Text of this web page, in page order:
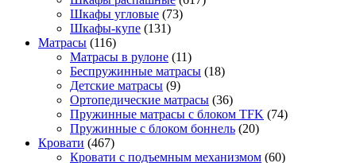
Шкафы угловые (73)
Шкафы-купе (131)
Матрасы (116)
Матрасы в рулоне (11)
Беспружинные матрасы (18)
Детские матрасы (9)
Ортопедические матрасы (36)
Пружинные матрасы с блоком TFK (74)
Пружинные с блоком боннель (20)
Кровати (467)
Кровати с подъемным механизмом (60)